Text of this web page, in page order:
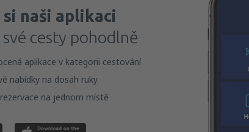
naši aplikaci
cesty pohodlně
aplikace v kategorii cestování
nabídky na dosah ruky
na jednom místě